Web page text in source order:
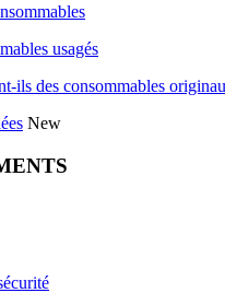
usagés
ils des consommables
New